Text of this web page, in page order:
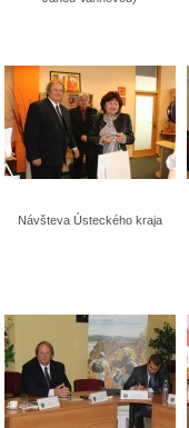
Návšteva Ústeckého kraja